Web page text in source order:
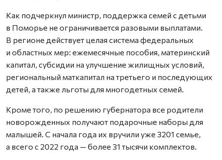
Как подчеркнул министр, поддержка семей с детьми
в Поморье не ограничивается разовыми выплатами.
В регионе действует целая система федеральных
и областных мер: ежемесячные пособия, материнский
капитал, субсидии на улучшение жилищных условий,
региональный маткапитал на третьего и последующих
детей, а также льготы для многодетных семей.
Кроме того, по решению губернатора все родители
новорожденных получают подарочные наборы для
малышей. С начала года их вручили уже 3201 семье,
а всего с 2022 года — более 31 тысячи комплектов.